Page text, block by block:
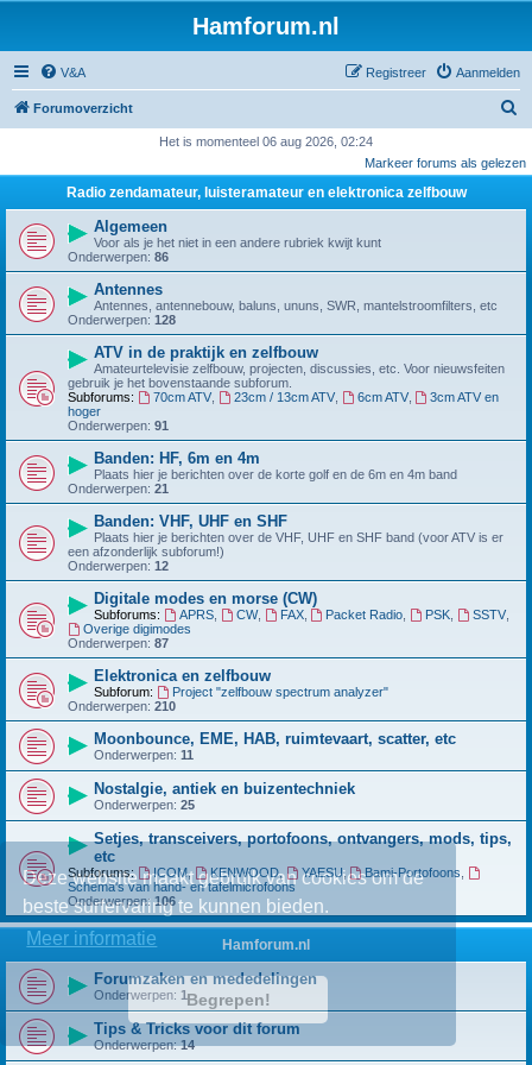
Deze website maakt gebruik van cookies om de
beste surfervaring te kunnen bieden.
Meer informatie
Begrepen!
Hamforum.nl
V&A Aanmelden
Registreer
Forumoverzicht
e
Het is momenteel 06 aug 2026, 02:24
Markeer forums als gelezen
Radio zendamateur, luisteramateur en elektronica zelfbouw
Algemeen
Voor als je het niet in een andere rubriek kwijt kunt
Onderwerpen: 86
Antennes
Antennes, antennebouw, baluns, ununs, SWR, mantelstroomfilters, etc
Onderwerpen: 128
ATV in de praktijk en zelfbouw
Amateurtelevisie zelfbouw, projecten, discussies, etc. Voor nieuwsfeiten
gebruik je het bovenstaande subforum.
Subforums:
70cm ATV, 23cm / 13cm ATV, 6cm ATV,
3cm ATV en
hoger
Onderwerpen: 91
Banden: HF, 6m en 4m
Plaats hier je berichten over de korte golf en de 6m en 4m band
Onderwerpen: 21
Banden: VHF, UHF en SHF
Plaats hier je berichten over de VHF, UHF en SHF band (voor ATV is er
een afzonderlijk subforum!)
Onderwerpen: 12
Digitale modes en morse (CW)
Subforums: APRS, CW, FAX, Packet Radio PSK SSTV
Overige digimodes
Onderwerpen: 87
Elektronica en zelfbouw
Subforum:
Project "zelfbouw spectrum analyzer"
Onderwerpen: 210
Moonbounce, EME, HAB, ruimtevaart, scatter, etc
Onderwerpen: 11
Nostalgie, antiek en buizentechniek
Onderwerpen: 25
Setjes, transceivers, portofoons, ontvangers, mods, tips,
etc
Subforums: ICOM, KENWOOD, YAESU, Bami-Portofoons
Schema's van hand- en tafelmicrofoons
Onderwerpen:106
Hamforum.nl
Forumzaken en mededelingen
Onderwerpen: 1
Tips & Tricks voor dit forum
Onderwerpen:14